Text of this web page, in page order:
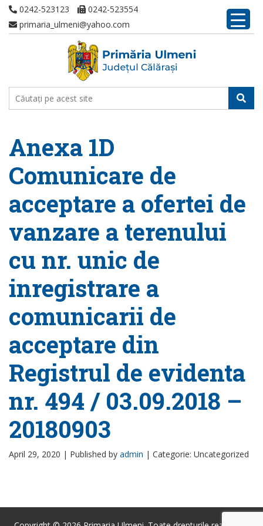
0242-523123
0242-523554
primaria_ulmeni@yahoo.com
Anexa 1D
Comunicare de
acceptare a ofertei de
vanzare a terenului
cu nr. unic de
inregistrare a
comunicarii de
acceptare din
Registrul de evidenta
nr. 494 / 03.09.2018 –
20180903
April 29, 2020 | Published by admin | Categorie: Uncategorized